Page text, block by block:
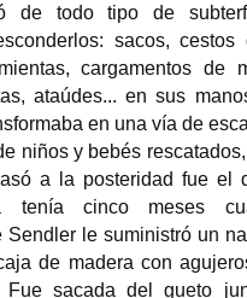
de todo tipo de
sacos, cestos
cargamentos de
ataúdes... en sus
en una vía de
niños y bebés
a la posteridad fue el
tenía cinco meses
Sendler le suministró un
de madera con
Fue sacada del gueto